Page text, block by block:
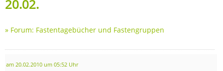
20.02.
» Forum: Fastentagebücher und Fastengruppen
am 20.02.2010 um 05:52 Uhr